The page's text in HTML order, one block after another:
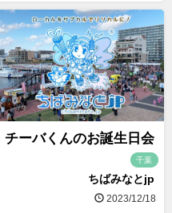
チーバくんのお誕生日会
千葉
ちばみなとjp
2023/12/18